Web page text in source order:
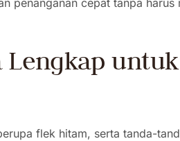
Lengkap untuk
flek hitam, serta tanda-